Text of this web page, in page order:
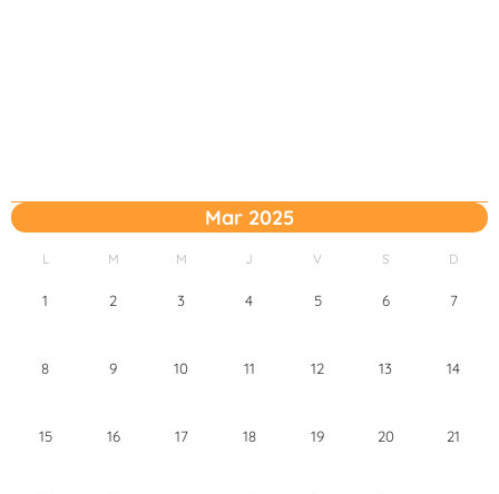
Mar 2025
L M M J V S D
1 2 3 4 5 6 7
8 9 10 11 12 13 14
15 16 17 18 19 20 21